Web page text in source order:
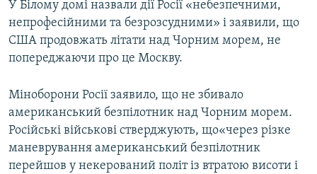
У Білому домі назвали дії Росії «небезпечними,
непрофесійними та безрозсудними» і заявили, що
США продовжать літати над Чорним морем, не
попереджаючи про це Москву.
Міноборони Росії заявило, що не збивало
американський безпілотник над Чорним морем.
Російські військові стверджують, що«через різке
маневрування американський безпілотник
перейшов у некерований політ із втратою висоти і